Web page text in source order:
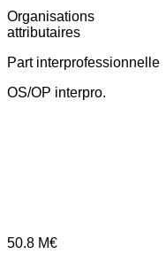
Organisations
attributaires
Part interprofessionnelle
OS/OP interpro.
50.8 M€